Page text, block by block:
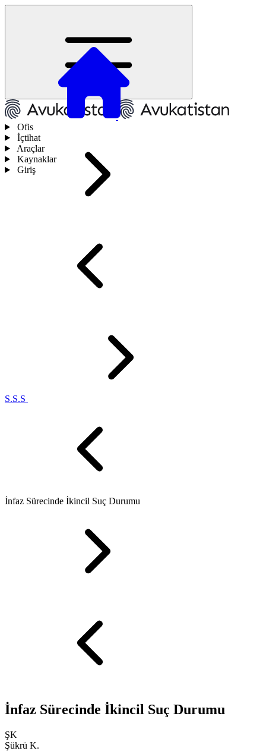
Ofis
İçtihat
Araçlar
Kaynaklar
Giriş
S.S.S
İnfaz Sürecinde İkincil Suç Durumu
İnfaz Sürecinde İkincil Suç Durumu
ŞK
Şükrü K.